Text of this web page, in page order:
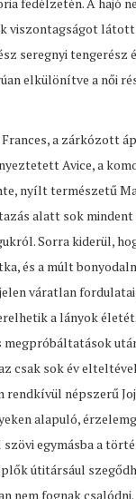
viszontagságot
seregnyi tengerész
elkülönítve a női
a zárkózott
Avice, a
nyílt természetű
alatt sok
Sorra kiderül,
és a múlt
váratlan
a lányok
csak sok év
népszerű
alapuló,
szövi egymásba a
útitársául
nem fognak csalódni.